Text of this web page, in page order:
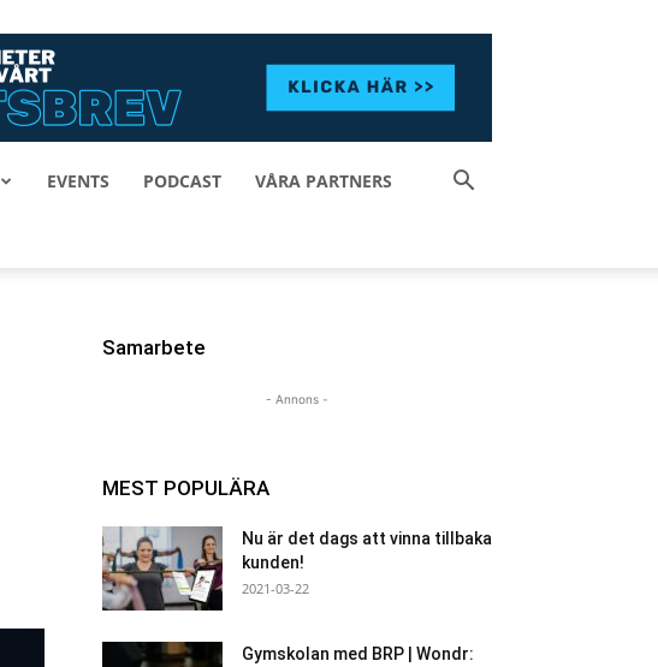
EVENTS PODCAST VÅRA PARTNERS
Samarbete
- Annons -
MEST POPULÄRA
Nu är det dags att vinna tillbaka
kunden!
2021-03-22
Gymskolan med BRP | Wondr: